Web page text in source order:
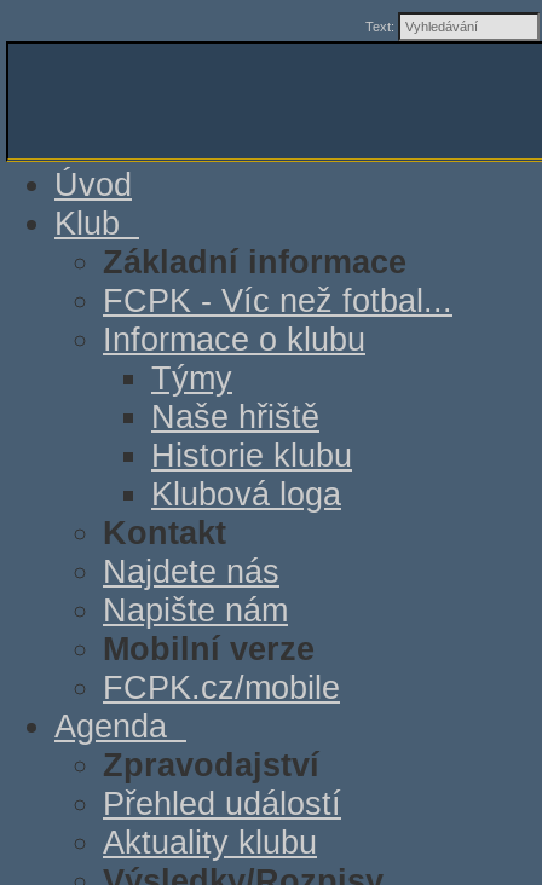
Text:
Úvod
Klub
Základní informace
FCPK - Víc než fotbal...
Informace o klubu
Týmy
Naše hřiště
Historie klubu
Klubová loga
Kontakt
Najdete nás
Napište nám
Mobilní verze
FCPK.cz/mobile
Agenda
Zpravodajství
Přehled událostí
Aktuality klubu